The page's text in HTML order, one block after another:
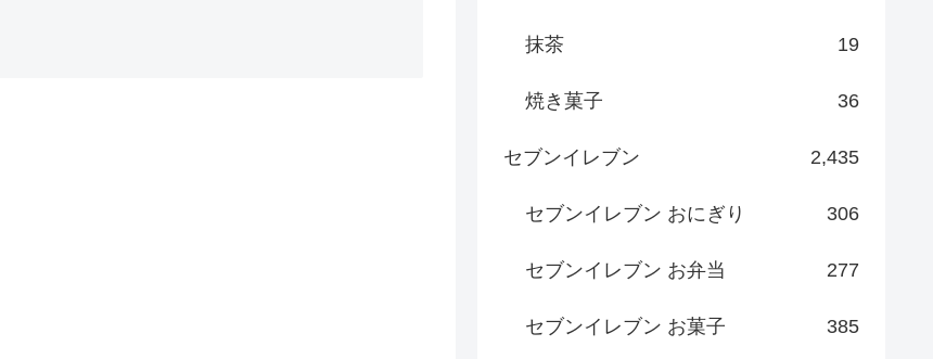
抹茶 19
焼き菓子 36
セブンイレブン 2,435
セブンイレブン おにぎり 306
セブンイレブン お弁当 277
セブンイレブン お菓子 385